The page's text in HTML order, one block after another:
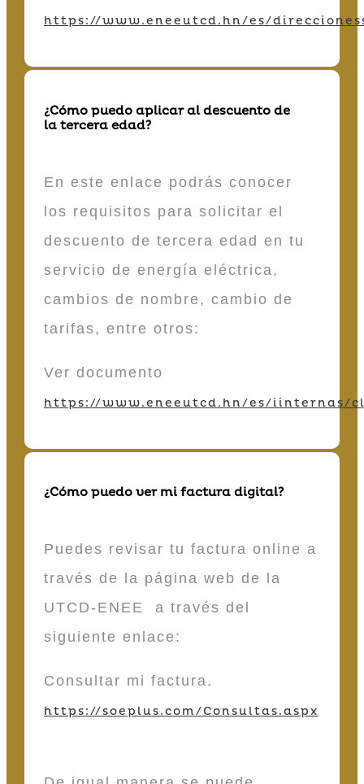
https://www.eneeutcd.hn/es/
¿Cómo puedo aplicar al descuento de
la tercera edad?
En este enlace podrás conocer
los requisitos para solicitar el
descuento de tercera edad en tu
servicio de energía eléctrica,
cambios de nombre, cambio de
tarifas, entre otros:
Ver documento
https://www.eneeutcd.hn/es/iinternas/
¿Cómo puedo ver mi factura digital?
Puedes revisar tu factura online a
través de la página web de la
UTCD-ENEE a través del
siguiente enlace:
Consultar mi factura.
https://soeplus.com/Consultas.aspx